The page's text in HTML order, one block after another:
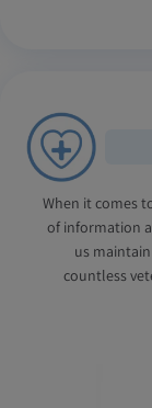
When it comes
of information
us
countless